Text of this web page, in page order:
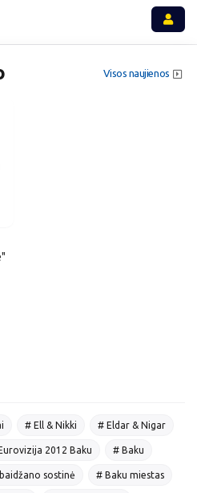
Visos naujienos
# Ell & Nikki # Eldar & Nigar
2012 Baku # Baku
sostinė # Baku miestas